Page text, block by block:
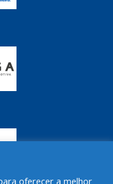
oferecer a melhor